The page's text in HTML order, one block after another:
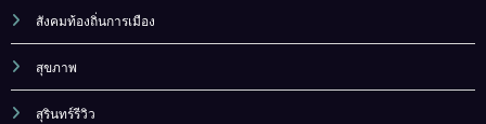
สังคมท้องถิ่นการเมือง
สุขภาพ
สุรินทร์รีวิว